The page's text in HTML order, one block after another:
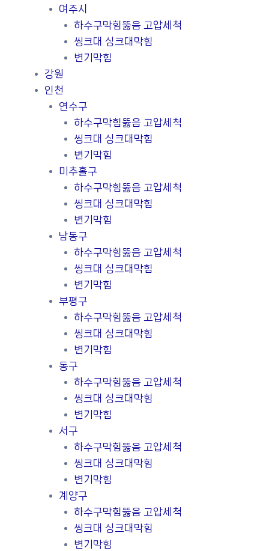
여주시
하수구막힘뚫음 고압세척
씽크대 싱크대막힘
변기막힘
강원
인천
연수구
하수구막힘뚫음 고압세척
씽크대 싱크대막힘
변기막힘
미추홀구
하수구막힘뚫음 고압세척
씽크대 싱크대막힘
변기막힘
남동구
하수구막힘뚫음 고압세척
씽크대 싱크대막힘
변기막힘
부평구
하수구막힘뚫음 고압세척
씽크대 싱크대막힘
변기막힘
동구
하수구막힘뚫음 고압세척
씽크대 싱크대막힘
변기막힘
서구
하수구막힘뚫음 고압세척
씽크대 싱크대막힘
변기막힘
계양구
하수구막힘뚫음 고압세척
씽크대 싱크대막힘
변기막힘